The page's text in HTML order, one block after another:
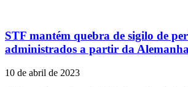
STF mantém quebra de sigilo de
administrados a partir da Alemanha
10 de abril de 2023